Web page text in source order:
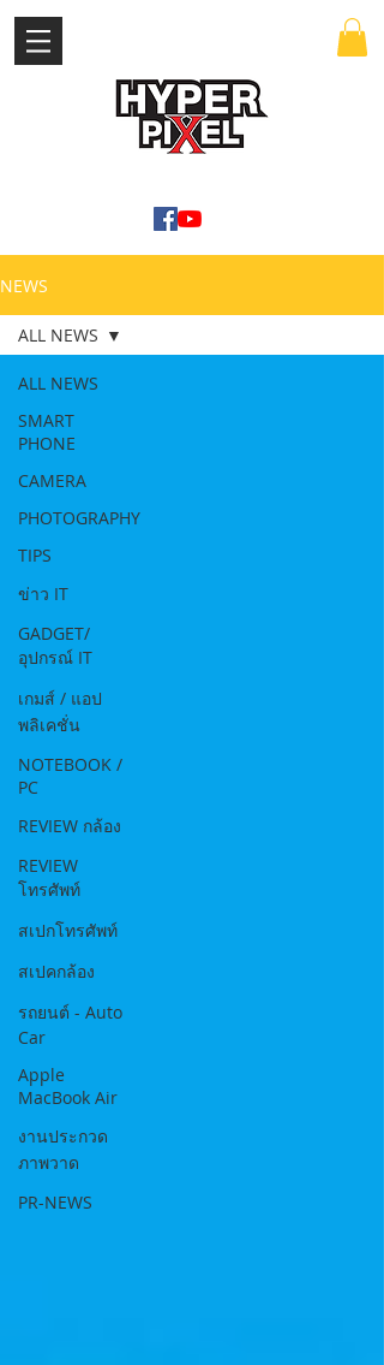
NEWS
ALL NEWS
SMART
PHONE
CAMERA
PHOTOGRAPHY
TIPS
ข่าว IT
GADGET/
อุปกรณ์ IT
เกมส์ / แอป
พลิเคชั่น
NOTEBOOK /
PC
REVIEW กล้อง
REVIEW
โทรศัพท์
สเปกโทรศัพท์
สเปคกล้อง
รถยนต์ - Auto
Car
Apple
MacBook Air
งานประกวด
ภาพวาด
PR-NEWS
ALL NEWS